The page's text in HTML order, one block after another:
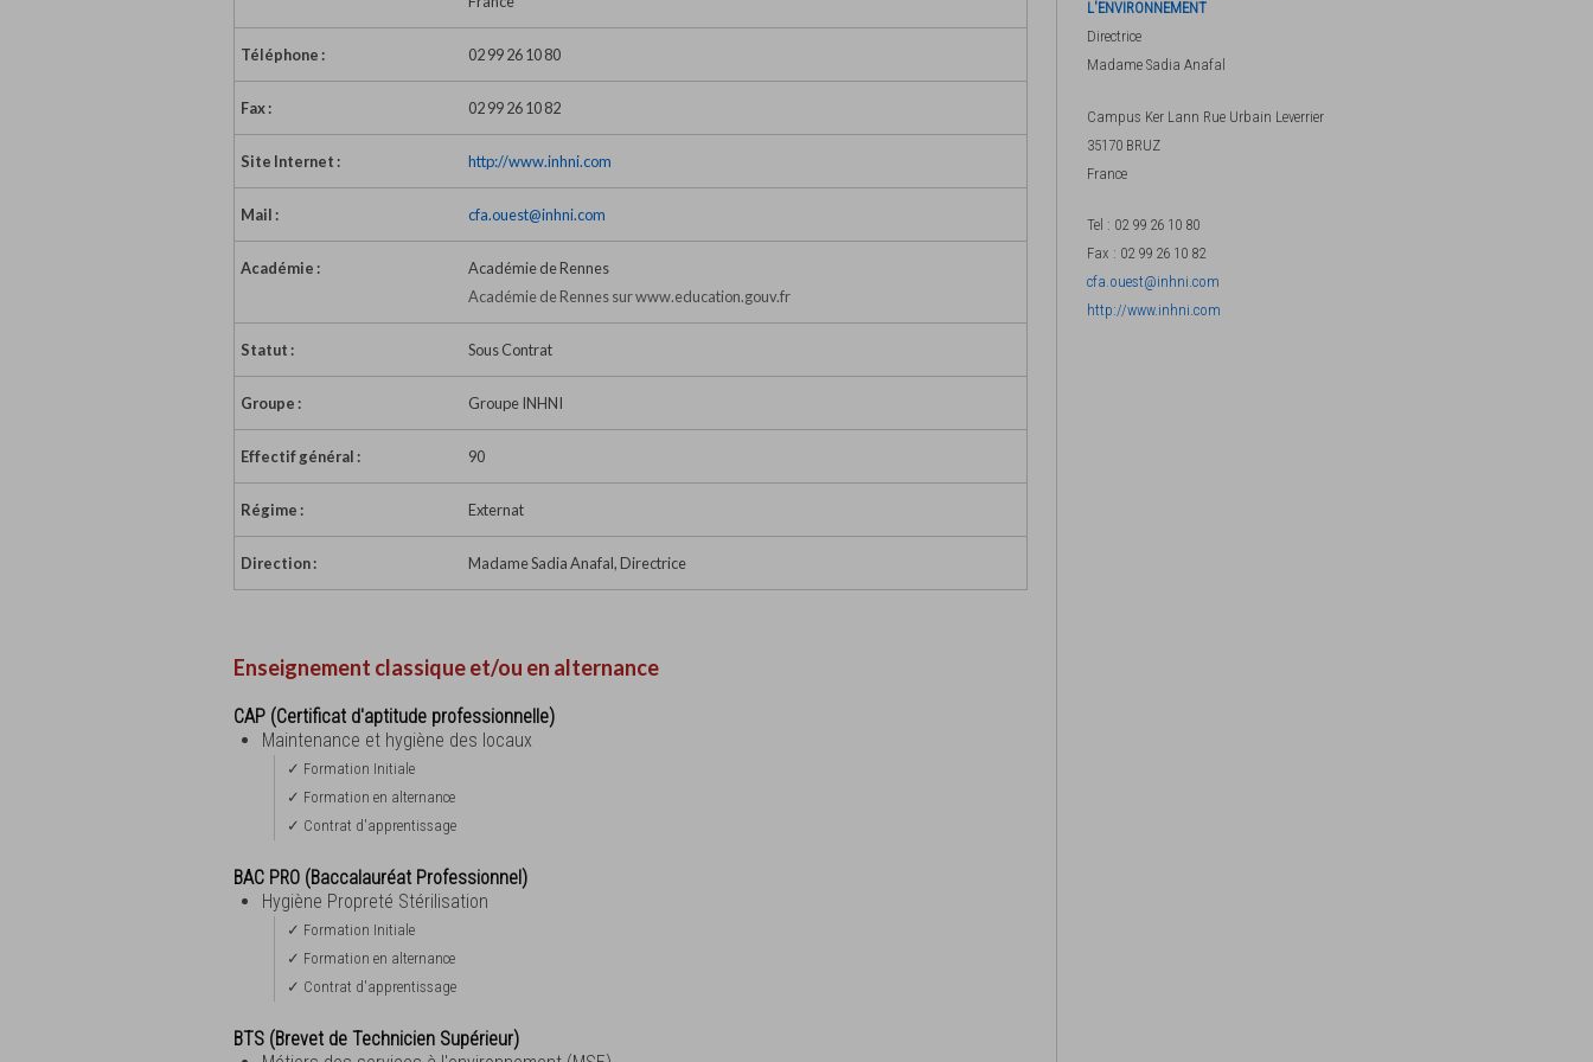
Téléphone : 02 99 26 10 80
Fax : 02 99 26 10 82
Site Internet : http://www.inhni.com
Mail : cfa.ouest@inhni.com
Académie :
Académie de Rennes
Académie de Rennes sur www.education.gouv.fr
Statut : Sous Contrat
Groupe : Groupe INHNI
Effectif général : 90
Régime : Externat
Direction : Madame Sadia Anafal, Directrice
Enseignement classique et/ou en alternance
CAP (Certificat d'aptitude professionnelle)
Maintenance et hygiène des locaux
✓ Formation Initiale
✓ Formation en alternance
✓ Contrat d'apprentissage
BAC PRO (Baccalauréat Professionnel)
Hygiène Propreté Stérilisation
✓ Formation Initiale
✓ Formation en alternance
✓ Contrat d'apprentissage
BTS (Brevet de Technicien Supérieur)
L'ENVIRONNEMENT
Directrice
Madame Sadia Anafal
Campus Ker Lann Rue Urbain Leverrier
35170 BRUZ
France
Tel : 02 99 26 10 80
Fax : 02 99 26 10 82
cfa.ouest@inhni.com
http://www.inhni.com